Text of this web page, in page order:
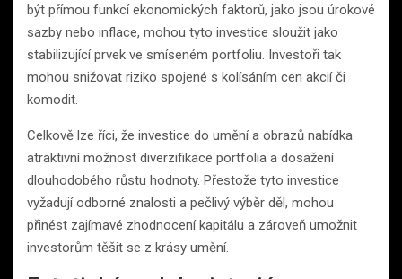
být přímou funkcí ekonomických faktorů, jako jsou úrokové
sazby nebo inflace, mohou tyto investice sloužit jako
stabilizující prvek ve smíseném portfoliu. Investoři tak
mohou snižovat riziko spojené s kolísáním cen akcií či
komodit.
Celkově lze říci, že investice do umění a obrazů nabídka
atraktivní možnost diverzifikace portfolia a dosažení
dlouhodobého růstu hodnoty. Přestože tyto investice
vyžadují odborné znalosti a pečlivý výběr děl, mohou
přinést zajímavé zhodnocení kapitálu a zároveň umožnit
investorům těšit se z krásy umění.